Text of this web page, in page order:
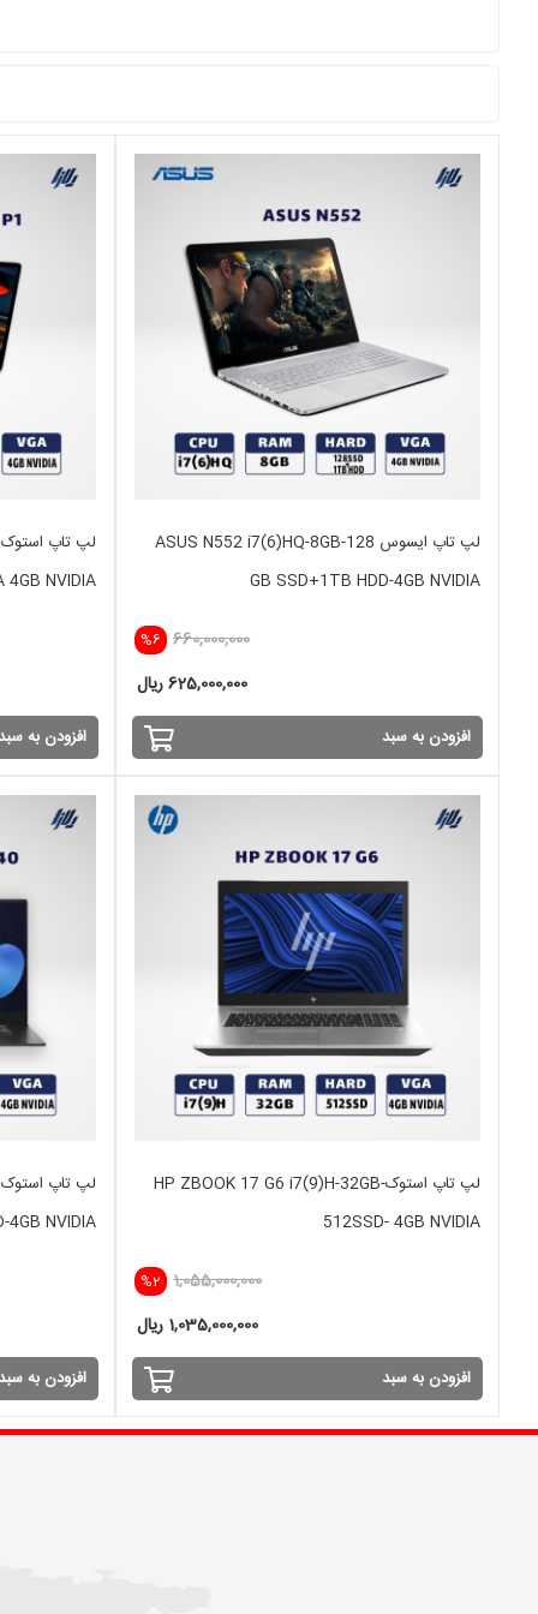
لپ تاپ ایسوس ASUS N552 i7(6)HQ-8GB-128
GB SSD+1TB HDD-4GB NVIDIA
%6 660,000,000
625,000,000 ریال
افزودن به سبد
4GB NVIDIA
افزودن به
لپ تاپ استوکHP ZBOOK 17 G6 i7(9)H-32GB-
512SSD- 4GB NVIDIA
%2 1,055,000,000
1,035,000,000 ریال
افزودن به سبد
4GB NVIDIA
افزودن به